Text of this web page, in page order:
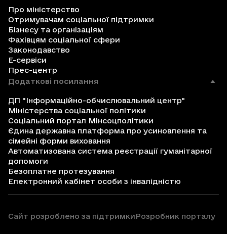
Про міністерство
Отримувачам соціальної підтримки
Бізнесу та організаціям
Фахівцям соціальної сфери
Законодавство
Е-сервіси
Прес-центр
Додаткові посилання
ДП "Інформаційно-обчислювальний центр"
Міністерства соціальної політики
Соціальний портал Мінсоцполітики
Єдина державна платформа про усиновлення та
сімейні форми виховання
Автоматизована система реєстрації гуманітарної
допомоги
Безоплатне протезування
Електронний кабінет особи з інвалідністю
Сайт розроблено за підтримкиРозробник порталу